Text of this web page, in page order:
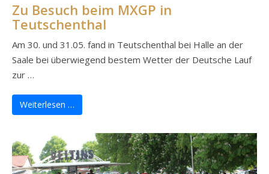
Zu Besuch beim MXGP in
Teutschenthal
Am 30. und 31.05. fand in Teutschenthal bei Halle an der
Saale bei überwiegend bestem Wetter der Deutsche Lauf
zur …
Weiterlesen …